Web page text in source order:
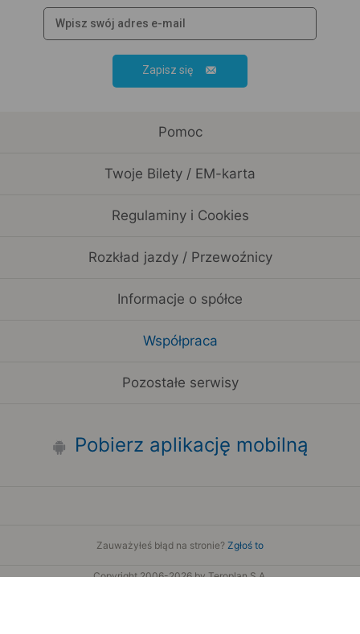
Zapisz się
Pomoc
Twoje Bilety / EM-karta
Regulaminy i Cookies
Rozkład jazdy / Przewoźnicy
Informacje o spółce
Współpraca
Pozostałe serwisy
Pobierz aplikację mobilną
Zauważyłeś błąd na stronie? Zgłoś to
Copyright 2006-2026 by Teroplan S.A.